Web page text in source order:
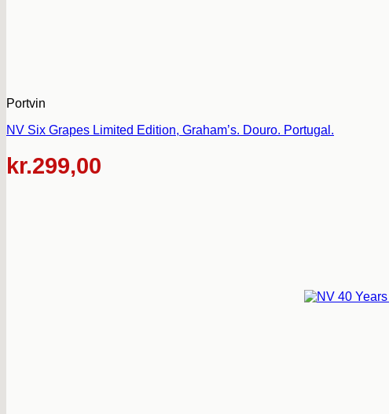
Portvin
NV Six Grapes Limited Edition, Graham’s. Douro. Portugal.
kr.299,00